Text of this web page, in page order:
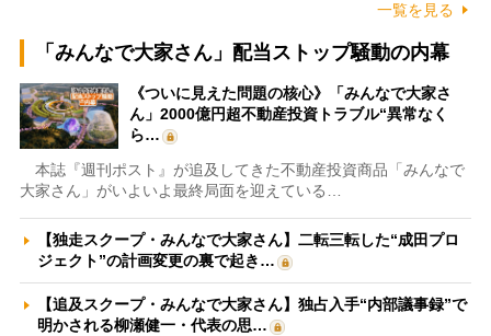
一覧を見る
「みんなで大家さん」配当ストップ騒動の内幕
《ついに見えた問題の核心》「みんなで大家さ
ん」2000億円超不動産投資トラブル“異常なく
ら…
本誌『週刊ポスト』が追及してきた不動産投資商品「みんなで
大家さん」がいよいよ最終局面を迎えている…
【独走スクープ・みんなで大家さん】二転三転した“成田プロ
ジェクト”の計画変更の裏で起き…
【追及スクープ・みんなで大家さん】独占入手“内部議事録”で
明かされる柳瀬健一・代表の思…